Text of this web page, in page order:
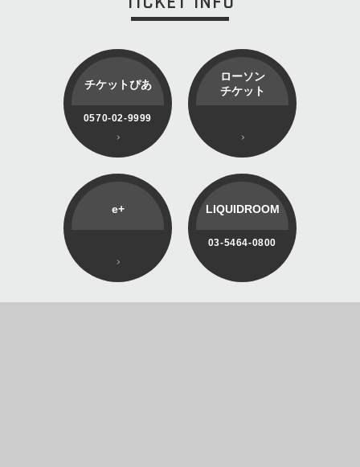
チケットぴあ
0570-02-9999
ローソン
チケット
e+ LIQUIDROOM
03-5464-0800